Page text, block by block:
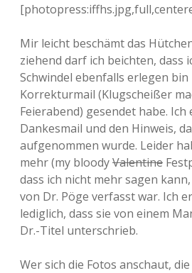
Mir leicht beschämt das
ziehend darf ich beichten, dass
Schwindel ebenfalls erlegen
Korrekturmail (Klugscheißer
Feierabend) gesendet habe. Ich
Dankesmail und den Hinweis,
aufgenommen wurde. Leider
mehr (my bloodyValentine
dass ich nicht mehr sagen
von Dr. Pöge verfasst war. Ich
lediglich, dass sie von einem
Dr.-Titel unterschrieb.
Wer sich die Fotos anschaut,